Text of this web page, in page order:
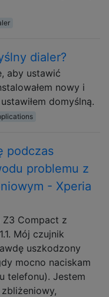
dialer?
aby ustawić
nowy i
domyślną.
podczas
problemu z
- Xperia
Z3 Compact z
Mój czujnik
uszkodzony
mocno naciskam
telefonu). Jestem